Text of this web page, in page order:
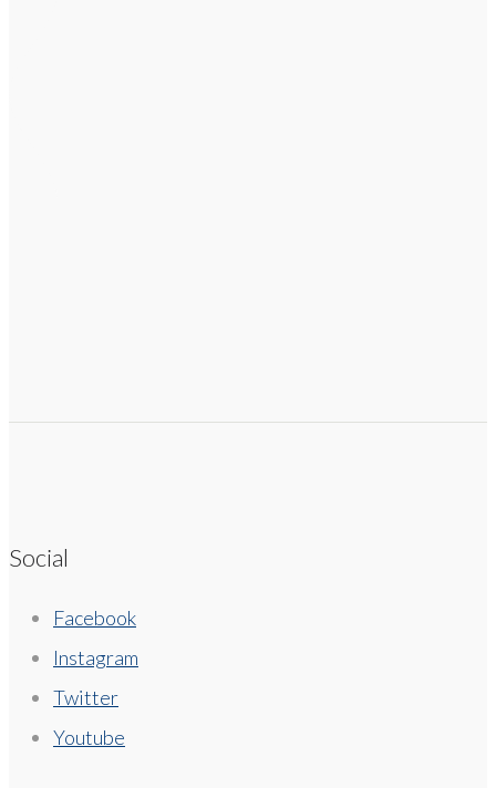
Social
Facebook
Instagram
Twitter
Youtube